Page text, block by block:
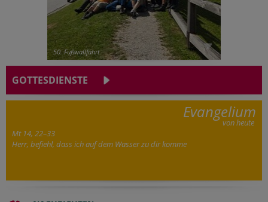
50. Fußwallfahrt
GOTTESDIENSTE
Evangelium
von heute
Mt 14, 22–33
Herr, befiehl, dass ich auf dem Wasser zu dir komme